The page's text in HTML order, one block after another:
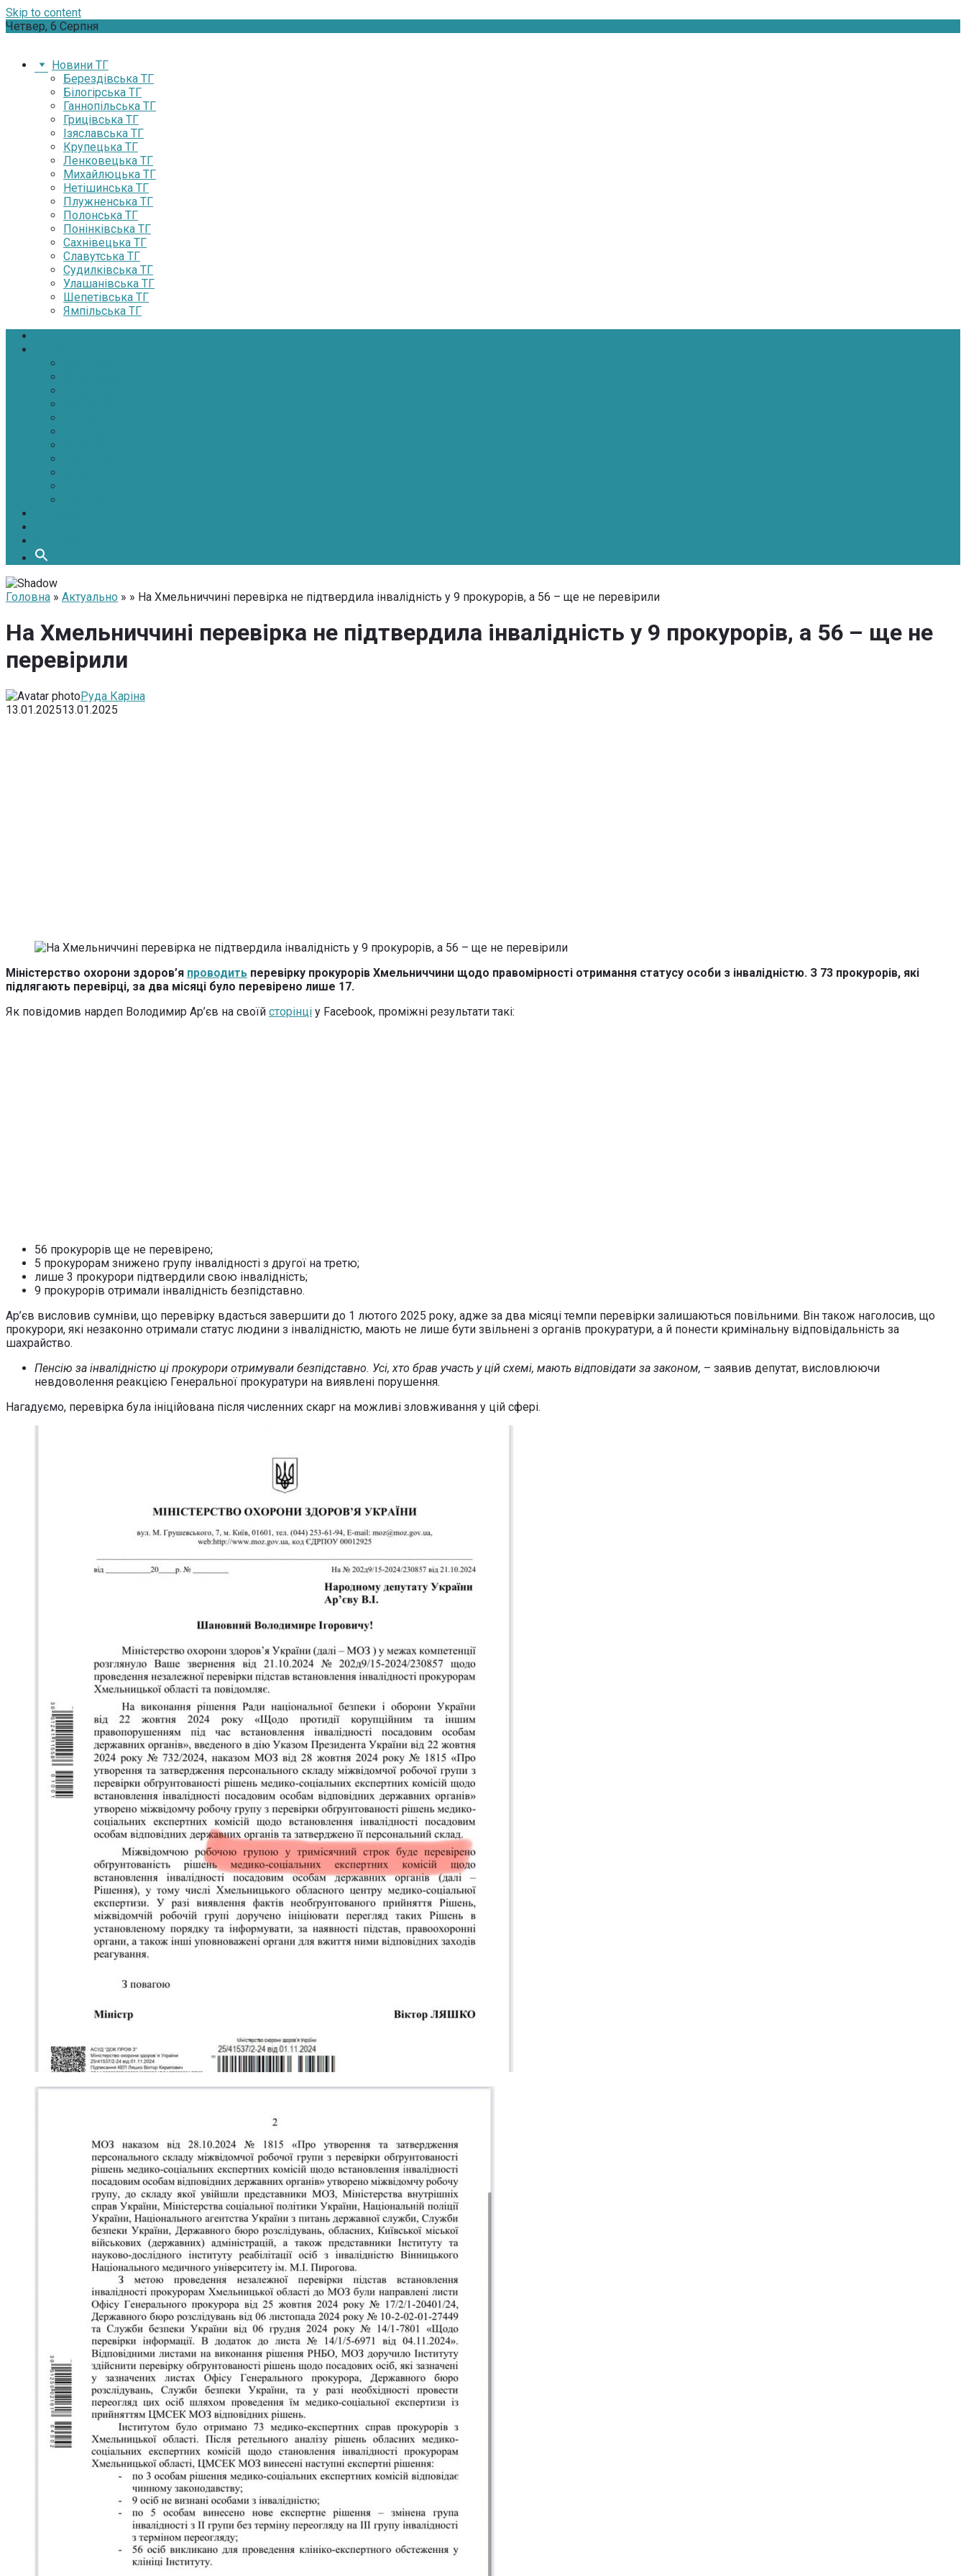
Skip to content
Четвер, 6 Серпня
Новини ТГ
Берездівська ТГ
Білогірська ТГ
Ганнопільська ТГ
Грицівська ТГ
Ізяславська ТГ
Крупецька ТГ
Ленковецька ТГ
Михайлюцька ТГ
Нетішинська ТГ
Плужненська ТГ
Полонська ТГ
Понінківська ТГ
Сахнівецька ТГ
Славутська ТГ
Судилківська ТГ
Улашанівська ТГ
Шепетівська ТГ
Ямпільська ТГ
Головна » Актуально » » На Хмельниччині перевірка не підтвердила інвалідність у 9 прокурорів, а 56 – ще не перевірили
На Хмельниччині перевірка не підтвердила інвалідність у 9 прокурорів, а 56 – ще не
перевірили
Руда Каріна
13.01.202513.01.2025
Міністерство охорони здоров’я проводить перевірку прокурорів Хмельниччини щодо правомірності отримання статусу особи з інвалідністю. З 73 прокурорів, які
підлягають перевірці, за два місяці було перевірено лише 17.
Як повідомив нардеп Володимир Ар’єв на своїй сторінці у Facebook, проміжні результати такі:
56 прокурорів ще не перевірено;
5 прокурорам знижено групу інвалідності з другої на третю;
лише 3 прокурори підтвердили свою інвалідність;
9 прокурорів отримали інвалідність безпідставно.
Ар’єв висловив сумніви, що перевірку вдасться завершити до 1 лютого 2025 року, адже за два місяці темпи перевірки залишаються повільними. Він також наголосив, що
прокурори, які незаконно отримали статус людини з інвалідністю, мають не лише бути звільнені з органів прокуратури, а й понести кримінальну відповідальність за
шахрайство.
Пенсію за інвалідністю ці прокурори отримували безпідставно. Усі, хто брав участь у цій схемі, мають відповідати за законом, – заявив депутат, висловлюючи
невдоволення реакцією Генеральної прокуратури на виявлені порушення.
Нагадуємо, перевірка була ініційована після численних скарг на можливі зловживання у цій сфері.